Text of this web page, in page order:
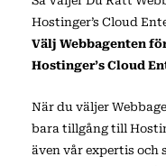
Hostinger’s Cloud
Välj Webbagenten
Hostinger’s Cloud
När du väljer
bara tillgång till
även vår expertis